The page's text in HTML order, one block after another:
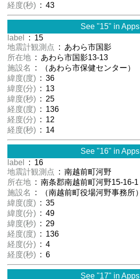
経度(秒) : 43
See "15" in Apps
label
: 15
地震計観測点 : あわら市国影
所在地 : あわら市国影13-13
施設名
: （あわら市保健センター）
緯度(度) : 36
緯度(分) : 13
緯度(秒) : 25
経度(度) : 136
経度(分) : 12
経度(秒) : 14
See "16" in Apps
label
: 16
地震計観測点 : 南越前町河野
所在地 : 南条郡南越前町河野15-16-1
施設名
: （南越前町役場河野事務所）
緯度(度) : 35
緯度(分) : 49
緯度(秒) : 29
経度(度) : 136
経度(分) : 4
経度(秒) : 6
See "17" in Apps